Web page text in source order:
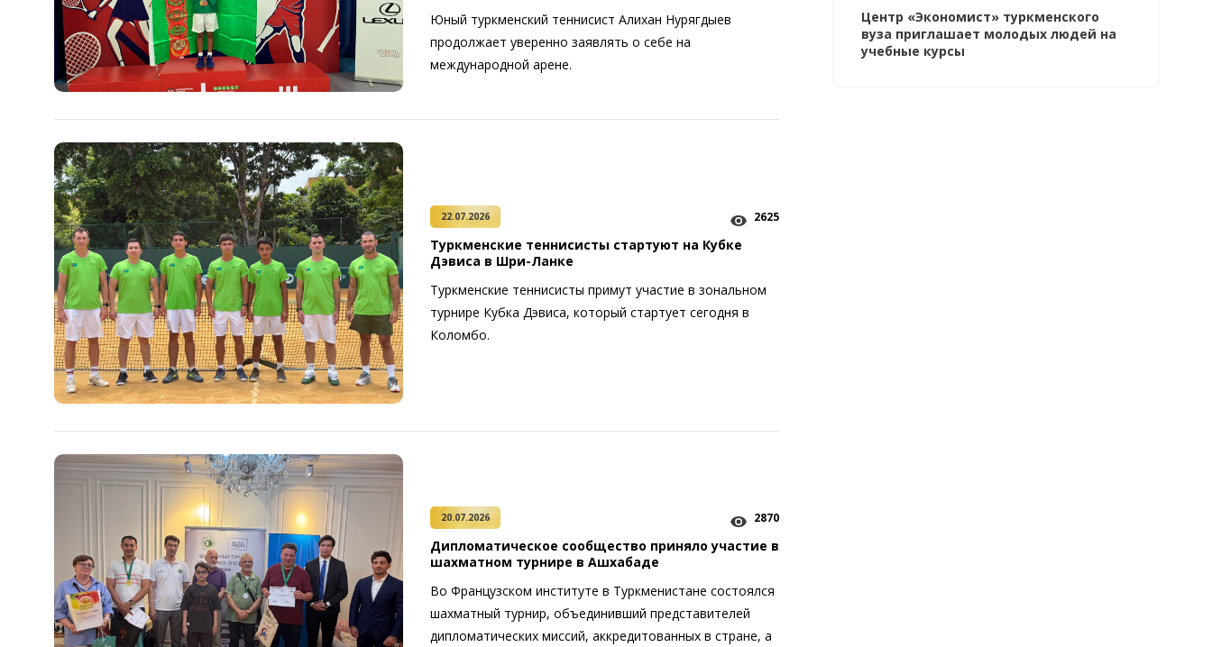
Юный туркменский теннисист Алихан Нурягдыев
продолжает уверенно заявлять о себе на
международной арене.
22.07.2026 2625
Туркменские теннисисты стартуют на Кубке
Дэвиса в Шри-Ланке
Туркменские теннисисты примут участие в зональном
турнире Кубка Дэвиса, который стартует сегодня в
Коломбо.
20.07.2026 2870
Дипломатическое сообщество приняло участие в
шахматном турнире в Ашхабаде
Во Французском институте в Туркменистане состоялся
шахматный турнир, объединивший представителей
дипломатических миссий, аккредитованных в стране, а
Центр «Экономист» туркменского
вуза приглашает молодых людей на
учебные курсы